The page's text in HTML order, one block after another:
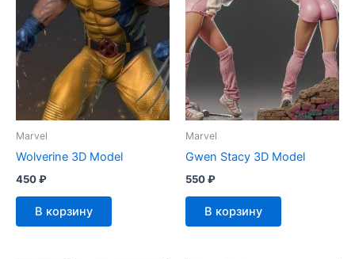
Marvel
Wolverine 3D Model
450₽
В корзину
Marvel
Gwen Stacy 3D Model
550₽
В корзину